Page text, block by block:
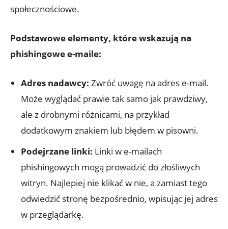
społecznościowe.
Podstawowe elementy, które wskazują na
phishingowe e-maile:
Adres nadawcy: Zwróć uwagę na adres e-mail.
Może wyglądać prawie tak samo jak prawdziwy,
ale z drobnymi różnicami, na przykład
dodatkowym znakiem lub błędem w pisowni.
Podejrzane linki: Linki w e-mailach
phishingowych mogą prowadzić do złośliwych
witryn. Najlepiej nie klikać w nie, a zamiast tego
odwiedzić stronę bezpośrednio, wpisując jej adres
w przeglądarkę.